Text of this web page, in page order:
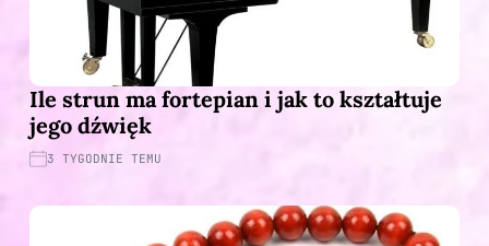
Ile strun ma fortepian i jak to kształtuje
jego dźwięk
3 TYGODNIE TEMU